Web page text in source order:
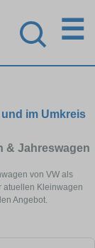
☰
im Umkreis
& Jahreswagen
von VW als
atuellen Kleinwagen
Angebot.